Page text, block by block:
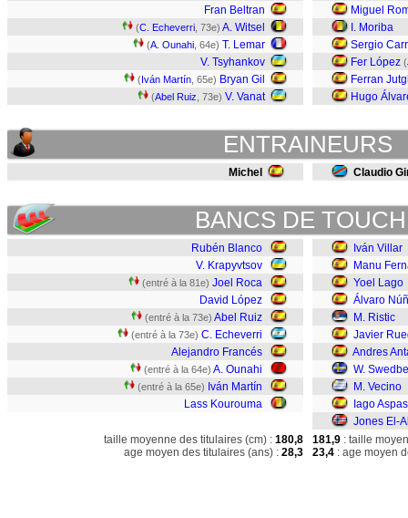
Fran Beltran
(C. Echeverri , 73e) A. Witsel
(A. Ounahi , 64e) T. Lemar
V. Tsyhankov
(Iván Martín , 65e) Bryan Gil
(Abel Ruiz , 73e) V. Vanat
Miguel
I. Moriba
Sergio
Fer López (
Ferran
Hugo
ENTRAINEURS
Michel Claudio
BANCS DE
Rubén Blanco
V. Krapyvtsov
(entré à la 81e) Joel Roca
David López
(entré à la 73e) Abel Ruiz
(entré à la 73e) C. Echeverri
Alejandro Francés
(entré à la 64e) A. Ounahi
(entré à la 65e) Iván Martín
Lass Kourouma
Iván Villar
Manu
Yoel Lago
Álvaro
M. Ristic
Javier
Andres
W.
M. Vecino
Iago Aspas
Jones El-
taille moyenne des titulaires (cm) : 180,8
age moyen des titulaires (ans) : 28,3
181,9 : taille
23,4 : age moyen